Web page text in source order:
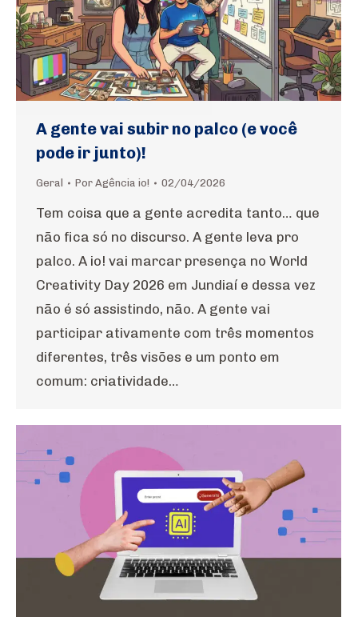
A gente vai subir no palco (e você
pode ir junto)!
Geral Por Agência io! 02/04/2026
Tem coisa que a gente acredita tanto… que
não fica só no discurso. A gente leva pro
palco. A io! vai marcar presença no World
Creativity Day 2026 em Jundiaí e dessa vez
não é só assistindo, não. A gente vai
participar ativamente com três momentos
diferentes, três visões e um ponto em
comum: criatividade…